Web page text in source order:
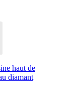
haut de
diamant